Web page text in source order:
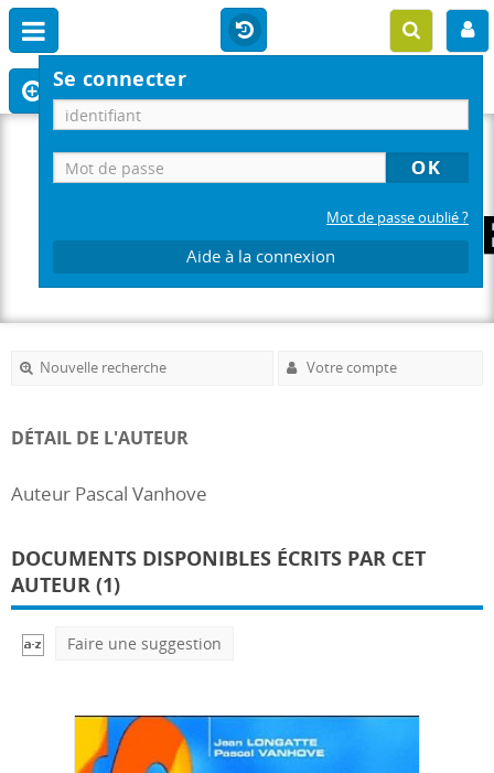
Se connecter
Mot de passe oublié ?
Aide à la connexion
Nouvelle recherche Votre compte
DÉTAIL DE L'AUTEUR
Auteur Pascal Vanhove
DOCUMENTS DISPONIBLES ÉCRITS PAR CET
AUTEUR (1)
Faire une suggestion